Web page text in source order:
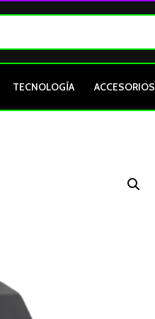
TECNOLOGÍA ACCESORIOS